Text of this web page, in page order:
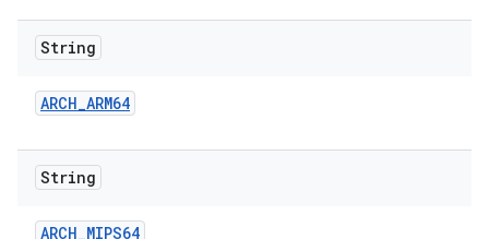
String
ARCH_ARM64
String
ARCH_MIPS64